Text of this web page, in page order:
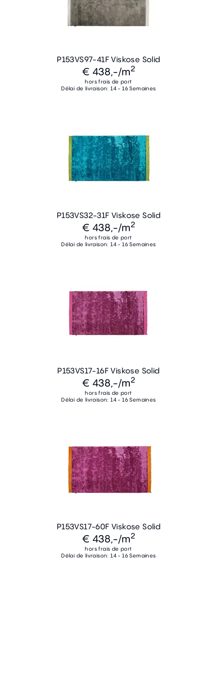
P153VS97-41F Viskose Solid
€ 438,-/m2
hors frais de port
Délai de livraison: 14 - 16 Semaines
P153VS32-31F Viskose Solid
€ 438,-/m2
hors frais de port
Délai de livraison: 14 - 16 Semaines
P153VS17-16F Viskose Solid
€ 438,-/m2
hors frais de port
Délai de livraison: 14 - 16 Semaines
P153VS17-60F Viskose Solid
€ 438,-/m2
hors frais de port
Délai de livraison: 14 - 16 Semaines